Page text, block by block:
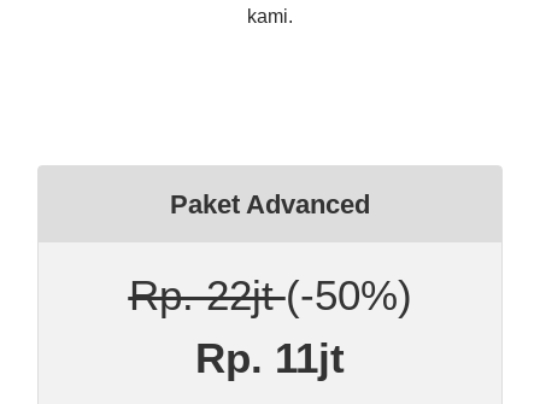
kami.
Paket Advanced
Rp. 22jt(-50%)
Rp. 11jt